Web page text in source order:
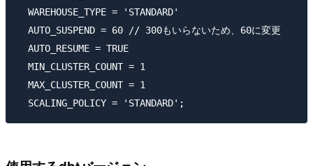
  WAREHOUSE_TYPE = 'STANDARD'
  AUTO_SUSPEND = 60 // 300もいらないため、60に変更
  AUTO_RESUME = TRUE
  MIN_CLUSTER_COUNT = 1
  MAX_CLUSTER_COUNT = 1